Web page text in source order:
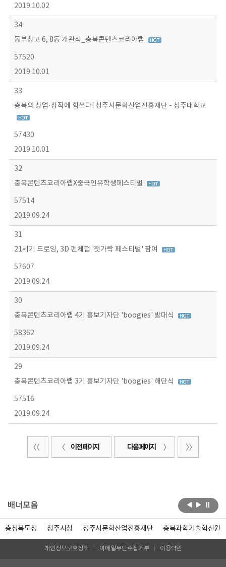
2019.10.02
34
동부창고 6, 8동 개관식_충북콘텐츠코리아랩
57520
2019.10.01
33
충북의 창업·창작에 힘쓰다! 청주시문화산업진흥재단 - 청주대학교
57430
2019.10.01
32
충북콘텐츠코리아랩X중국인유학생페스티벌
57514
2019.09.24
31
21세기 드로잉, 3D 펜체험 '젓가락 페스티벌' 참여
57607
2019.09.24
30
충북콘텐츠코리아랩 4기 홍보기자단 'boogies' 발대식
58362
2019.09.24
29
충북콘텐츠코리아랩 3기 홍보기자단 'boogies' 해단식
57516
2019.09.24
이전 페이지 다음 페이지
배너모음
충청북도청 청주시청 청주시문화산업진흥재단 충북과학기술혁신원
개인정보보호정책 이메일무단수집거부 이용약관